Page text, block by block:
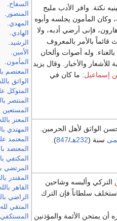
السفاح.
المنصور .
المهدي.
الهادي.
الرشيد.
الأمين.
المأمون.
المعتصم
الواثق
المتوكل
المنتصر
المستعين
المعتز
المهتدي
المعتمد
المعتضد
المكتفي
المرتضي
المقتدر
القاهر
الراضي
المتقي لله
المستكفي
نكتة. وافر الأدب مليح
وكان المأمون يجلسه وأبوه
فإنى أرضي أدبه، ولا
بالأمر بالمعروف
وله أصوات وألحان
والأخبار. وقال يزيد
إسماعيل: ما كان في
الواثق لأهل الحرمين.
سنة (232هـ /
847
).
التركي وألبسه وشاحين
سلطاناً فإن الترك
أن يمتحن الأئمة والمؤذنين